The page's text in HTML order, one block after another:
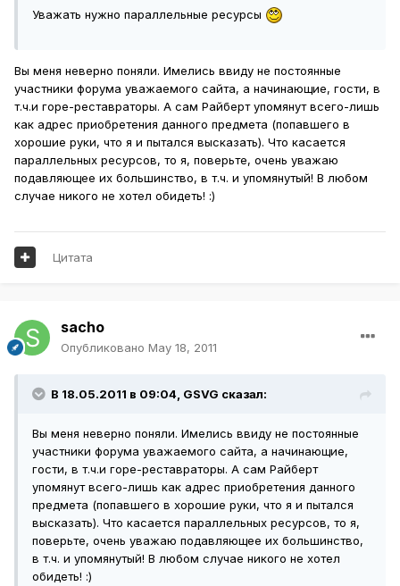
Уважать нужно параллельные ресурсы
Вы меня неверно поняли. Имелись ввиду не постоянные
участники форума уважаемого сайта, а начинающие, гости, в
т.ч.и горе-реставраторы. А сам Райберт упомянут всего-лишь
как адрес приобретения данного предмета (попавшего в
хорошие руки, что я и пытался высказать). Что касается
параллельных ресурсов, то я, поверьте, очень уважаю
подавляющее их большинство, в т.ч. и упомянутый! В любом
случае никого не хотел обидеть! :)
Цитата
sacho
Опубликовано May 18, 2011
В 18.05.2011 в 09:04, GSVG сказал:
Вы меня неверно поняли. Имелись ввиду не постоянные
участники форума уважаемого сайта, а начинающие,
гости, в т.ч.и горе-реставраторы. А сам Райберт
упомянут всего-лишь как адрес приобретения данного
предмета (попавшего в хорошие руки, что я и пытался
высказать). Что касается параллельных ресурсов, то я,
поверьте, очень уважаю подавляющее их большинство,
в т.ч. и упомянутый! В любом случае никого не хотел
обидеть! :)